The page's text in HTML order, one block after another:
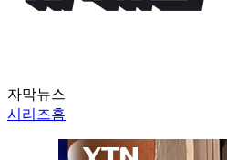
자막뉴스
시리즈홈